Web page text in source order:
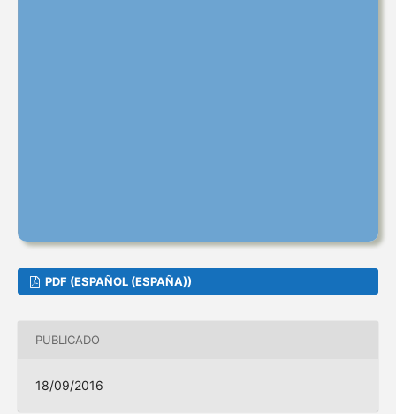
PDF (ESPAÑOL (ESPAÑA))
PUBLICADO
18/09/2016